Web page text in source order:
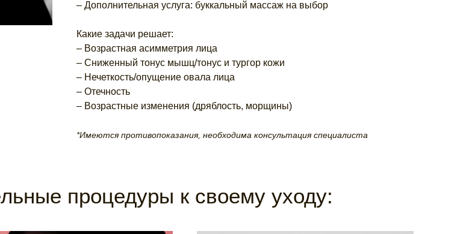
– Дополнительная услуга: буккальный массаж на выбор
Какие задачи решает:
– Возрастная асимметрия лица
– Сниженный тонус мышц/тонус и тургор кожи
– Нечеткость/опущение овала лица
– Отечность
– Возрастные изменения (дряблость, морщины)
*Имеются противопоказания, необходима консультация специалиста
процедуры к своему уходу: